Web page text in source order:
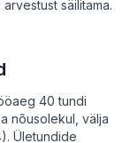
säilitama.
40 tundi
nõusolekul, välja
Ületundide